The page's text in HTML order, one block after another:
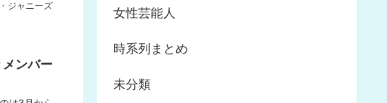
ジャニーズ
ンバー
女性芸能人
時系列まとめ
未分類